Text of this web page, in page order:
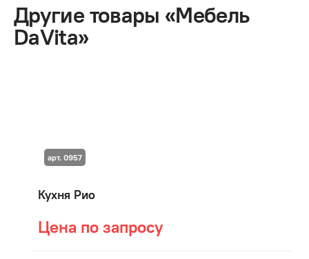
Другие товары «Мебель
DaVita»
Кухня Рио
Цена по запросу
арт. 0957